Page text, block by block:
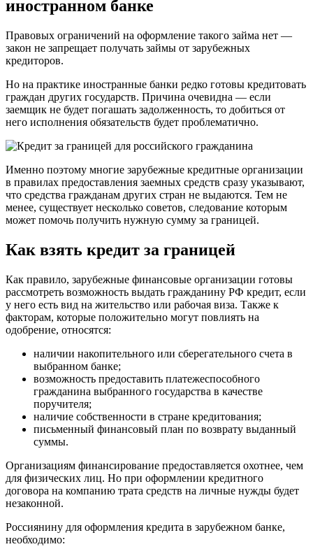
иностранном банке
Правовых ограничений на оформление такого займа нет —
закон не запрещает получать займы от зарубежных
кредиторов.
Но на практике иностранные банки редко готовы кредитовать
граждан других государств. Причина очевидна — если
заемщик не будет погашать задолженность, то добиться от
него исполнения обязательств будет проблематично.
Именно поэтому многие зарубежные кредитные организации
в правилах предоставления заемных средств сразу указывают,
что средства гражданам других стран не выдаются. Тем не
менее, существует несколько советов, следование которым
может помочь получить нужную сумму за границей.
Как взять кредит за границей
Как правило, зарубежные финансовые организации готовы
рассмотреть возможность выдать гражданину РФ кредит, если
у него есть вид на жительство или рабочая виза. Также к
факторам, которые положительно могут повлиять на
одобрение, относятся:
наличии накопительного или сберегательного счета в
выбранном банке;
возможность предоставить платежеспособного
гражданина выбранного государства в качестве
поручителя;
наличие собственности в стране кредитования;
письменный финансовый план по возврату выданный
суммы.
Организациям финансирование предоставляется охотнее, чем
для физических лиц. Но при оформлении кредитного
договора на компанию трата средств на личные нужды будет
незаконной.
Россиянину для оформления кредита в зарубежном банке,
необходимо: